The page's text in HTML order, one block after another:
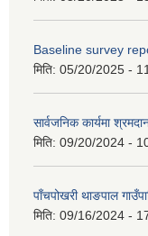
Baseline survey
मिति: 05/20/2025 -
सार्वजनिक कार्यमा
मिति: 09/20/2024 -
पाँचपोखरी थाङपाल
मिति: 09/16/2024 -